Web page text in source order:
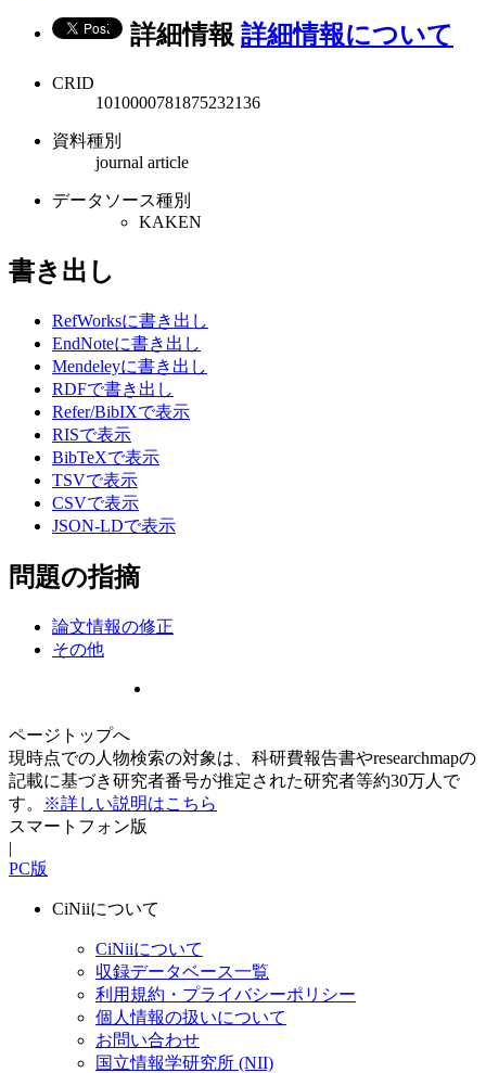
詳細情報 詳細情報について
CRID
1010000781875232136
資料種別
journal article
データソース種別
KAKEN
書き出し
RefWorksに書き出し
EndNoteに書き出し
Mendeleyに書き出し
RDFで書き出し
Refer/BibIXで表示
RISで表示
BibTeXで表示
TSVで表示
CSVで表示
JSON-LDで表示
問題の指摘
論文情報の修正
その他
ページトップへ
現時点での人物検索の対象は、科研費報告書やresearchmapの
記載に基づき研究者番号が推定された研究者等約30万人で
す。
※詳しい説明はこちら
スマートフォン版
|
PC版
CiNiiについて
CiNiiについて
収録データベース一覧
利用規約・プライバシーポリシー
個人情報の扱いについて
お問い合わせ
国立情報学研究所 (NII)